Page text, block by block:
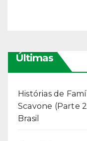
Últimas
Histórias de
Scavone (Parte
Brasil